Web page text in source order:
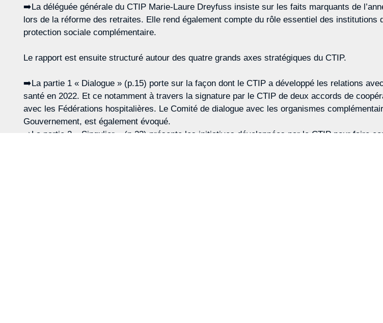
➡️La déléguée générale du CTIP Marie-Laure Dreyfuss insiste sur les faits marquants de
lors de la réforme des retraites. Elle rend également compte du rôle essentiel des institutions
protection sociale complémentaire.
Le rapport est ensuite structuré autour des quatre grands axes stratégiques du CTIP.
➡️La partie 1 « Dialogue » (p.15) porte sur la façon dont le CTIP a développé les relations
santé en 2022. Et ce notamment à travers la signature par le CTIP de deux accords de
avec les Fédérations hospitalières. Le Comité de dialogue avec les organismes
Gouvernement, est également évoqué.
➡️La partie 2 « Singulier » (p.23) présente les initiatives développées par le CTIP pour faire